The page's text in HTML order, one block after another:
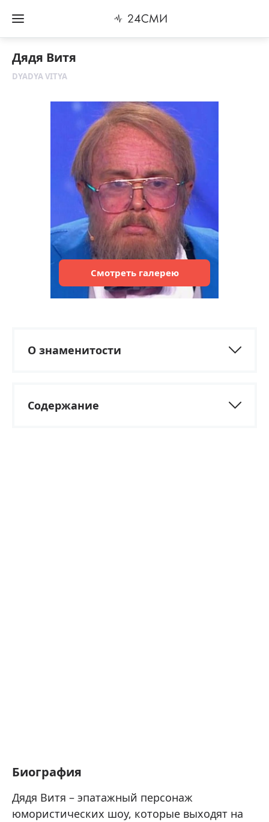
Дядя Витя
DYADYA VITYA
Смотреть галерею
О знаменитости
Содержание
Биография
Дядя Витя – эпатажный персонаж
юмористических шоу, которые выходят на